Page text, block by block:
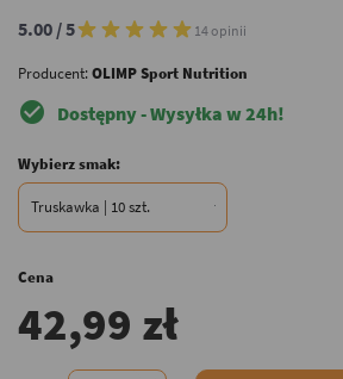
5.00 / 5 14 opinii
Producent:OLIMP Sport Nutrition
check_circle Dostępny - Wysyłka w 24h!
Wybierz smak:
Cena
42,99 zł